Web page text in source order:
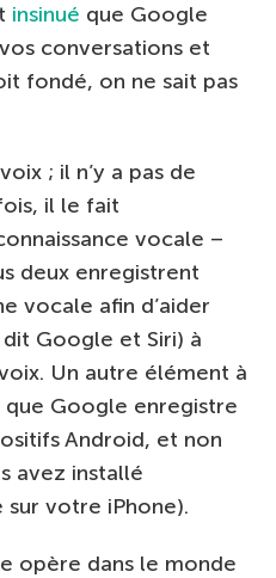
insinué que Google
conversations et
fondé, on ne sait pas
; il n’y a pas de
il le fait
vocale –
deux enregistrent
vocale afin d’aider
Google et Siri) à
Un autre élément à
Google enregistre
Android, et non
avez installé
sur votre iPhone).
opère dans le monde